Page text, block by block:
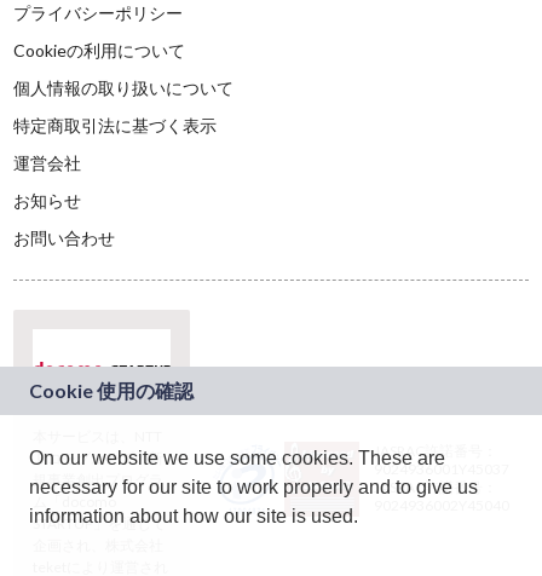
プライバシーポリシー
Cookieの利用について
個人情報の取り扱いについて
特定商取引法に基づく表示
運営会社
お知らせ
お問い合わせ
ドコモグループの新
規事業創出プログラ
ム「docomo
STARTUP」を通じて
JASRAC許諾番号：
9024936001Y45037
JASRAC許諾番号：
On our website we use some cookies. These are
necessary for our site to work properly and to give us
information about how our site is used.